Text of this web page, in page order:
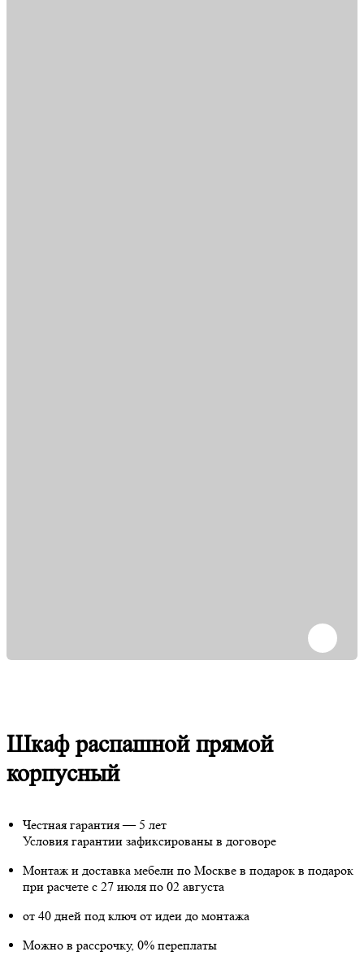
Шкаф распашной прямой
корпусный
Честная гарантия — 5 лет
Условия гарантии зафиксированы в договоре
Монтаж и доставка мебели по Москве в подарок в подарок
при расчете с 27 июля по 02 августа
от 40 дней под ключ от идеи до монтажа
Можно в рассрочку, 0% переплаты